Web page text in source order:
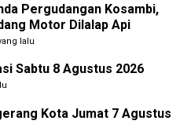
Pergudangan Kosambi,
Motor Dilalap Api
lalu
Sabtu 8 Agustus 2026
Kota Jumat 7 Agustus